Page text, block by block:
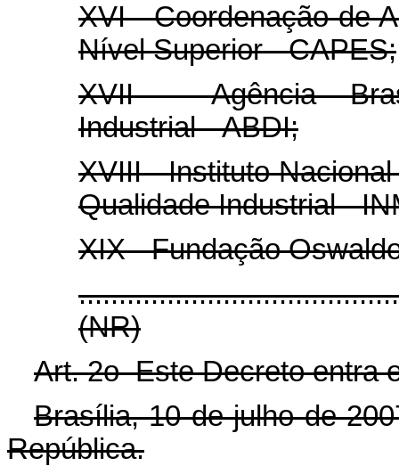
XVI - Coordenação de
Nível Superior - CAPES;
XVII - Agência
Industrial - ABDI;
XVIII - Instituto
Qualidade Industrial -
XIX - Fundação
(NR)
Art. 2o Este Decreto entra
Brasília, 10 de julho de
República.